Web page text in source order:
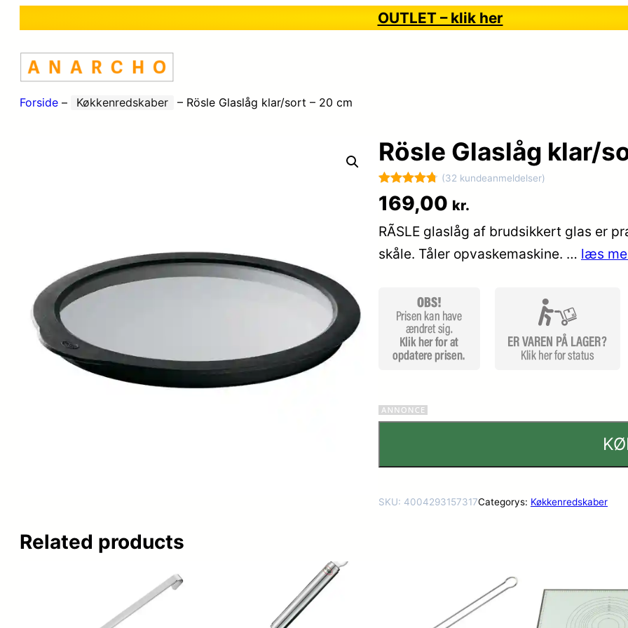
OUTLET – klik her
Forside – Køkkenredskaber – Rösle Glaslåg klar/sort – 20 cm
Rösle Glaslåg klar/
Bedømt
som4.8
ud af 5
baseret på
32
(32 kundeanmeldelser)
169,00 kr.
RÃSLE glaslåg af brudsikkert glas er
skåle. Tåler opvaskemaskine. … læs
SKU: 4004293157317Categorys: Køkkenredskaber
Related products